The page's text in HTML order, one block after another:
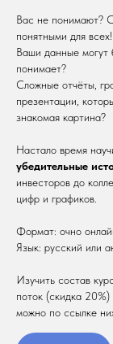
Вас не понимают?
понятными для всех!
Ваши данные могут
понимает?
Сложные отчёты,
презентации,
знакомая картина?
Настало время
убедительные
инвесторов до
цифр и графиков.
Формат: очно
Язык: русский или
Изучить состав
поток (скидка 20%)
можно по ссылке